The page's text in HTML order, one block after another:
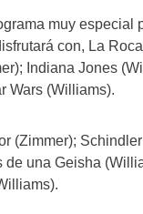
muy especial
con, La
Indiana Jones
Wars (Williams).
(Zimmer);
una Geisha